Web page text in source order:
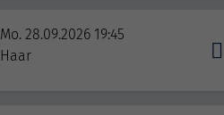
Mo. 28.09.2026 19:45
Haar